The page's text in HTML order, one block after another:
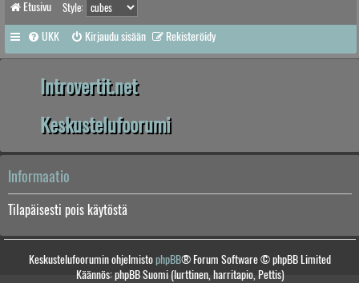
Etusivu Style:
UKK Kirjaudu sisään Rekisteröidy
Introvertit.net
Keskustelufoorumi
Informaatio
Tilapäisesti pois käytöstä
Keskustelufoorumin ohjelmistophpBB® Forum Software © phpBB Limited
Käännös: phpBB Suomi (lurttinen, harritapio, Pettis)